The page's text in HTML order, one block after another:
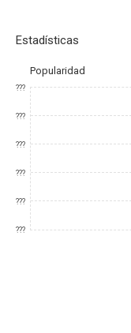
Estadísticas
Popularidad
???
???
???
???
???
???